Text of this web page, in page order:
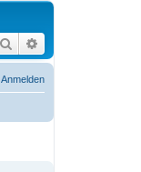
Suche
Anmelden